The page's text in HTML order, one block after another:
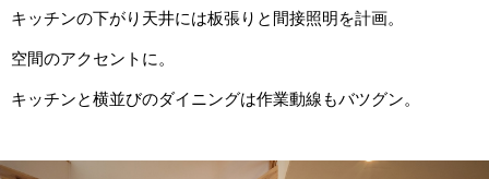
キッチンの下がり天井には板張りと間接照明を計画。
空間のアクセントに。
キッチンと横並びのダイニングは作業動線もバツグン。